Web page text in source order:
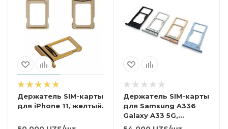
Держатель SIM-карты
для iPhone 11, желтый.
Держатель SIM-карты
для Samsung A336
Galaxy A33 5G,
голубой.